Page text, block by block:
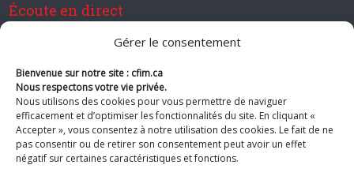
Gérer le consentement
Bienvenue sur notre site : cfim.ca
Nous respectons votre vie privée.
Nous utilisons des cookies pour vous permettre de naviguer
efficacement et d’optimiser les fonctionnalités du site. En cliquant «
Accepter », vous consentez à notre utilisation des cookies. Le fait de ne
pas consentir ou de retirer son consentement peut avoir un effet
négatif sur certaines caractéristiques et fonctions.
Écoute en direct
Devenir membre de CFIM
Suivez-nous